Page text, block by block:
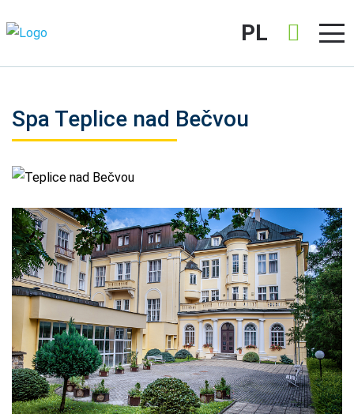
PL
Spa Teplice nad Bečvou
Teplice nad Bečvou